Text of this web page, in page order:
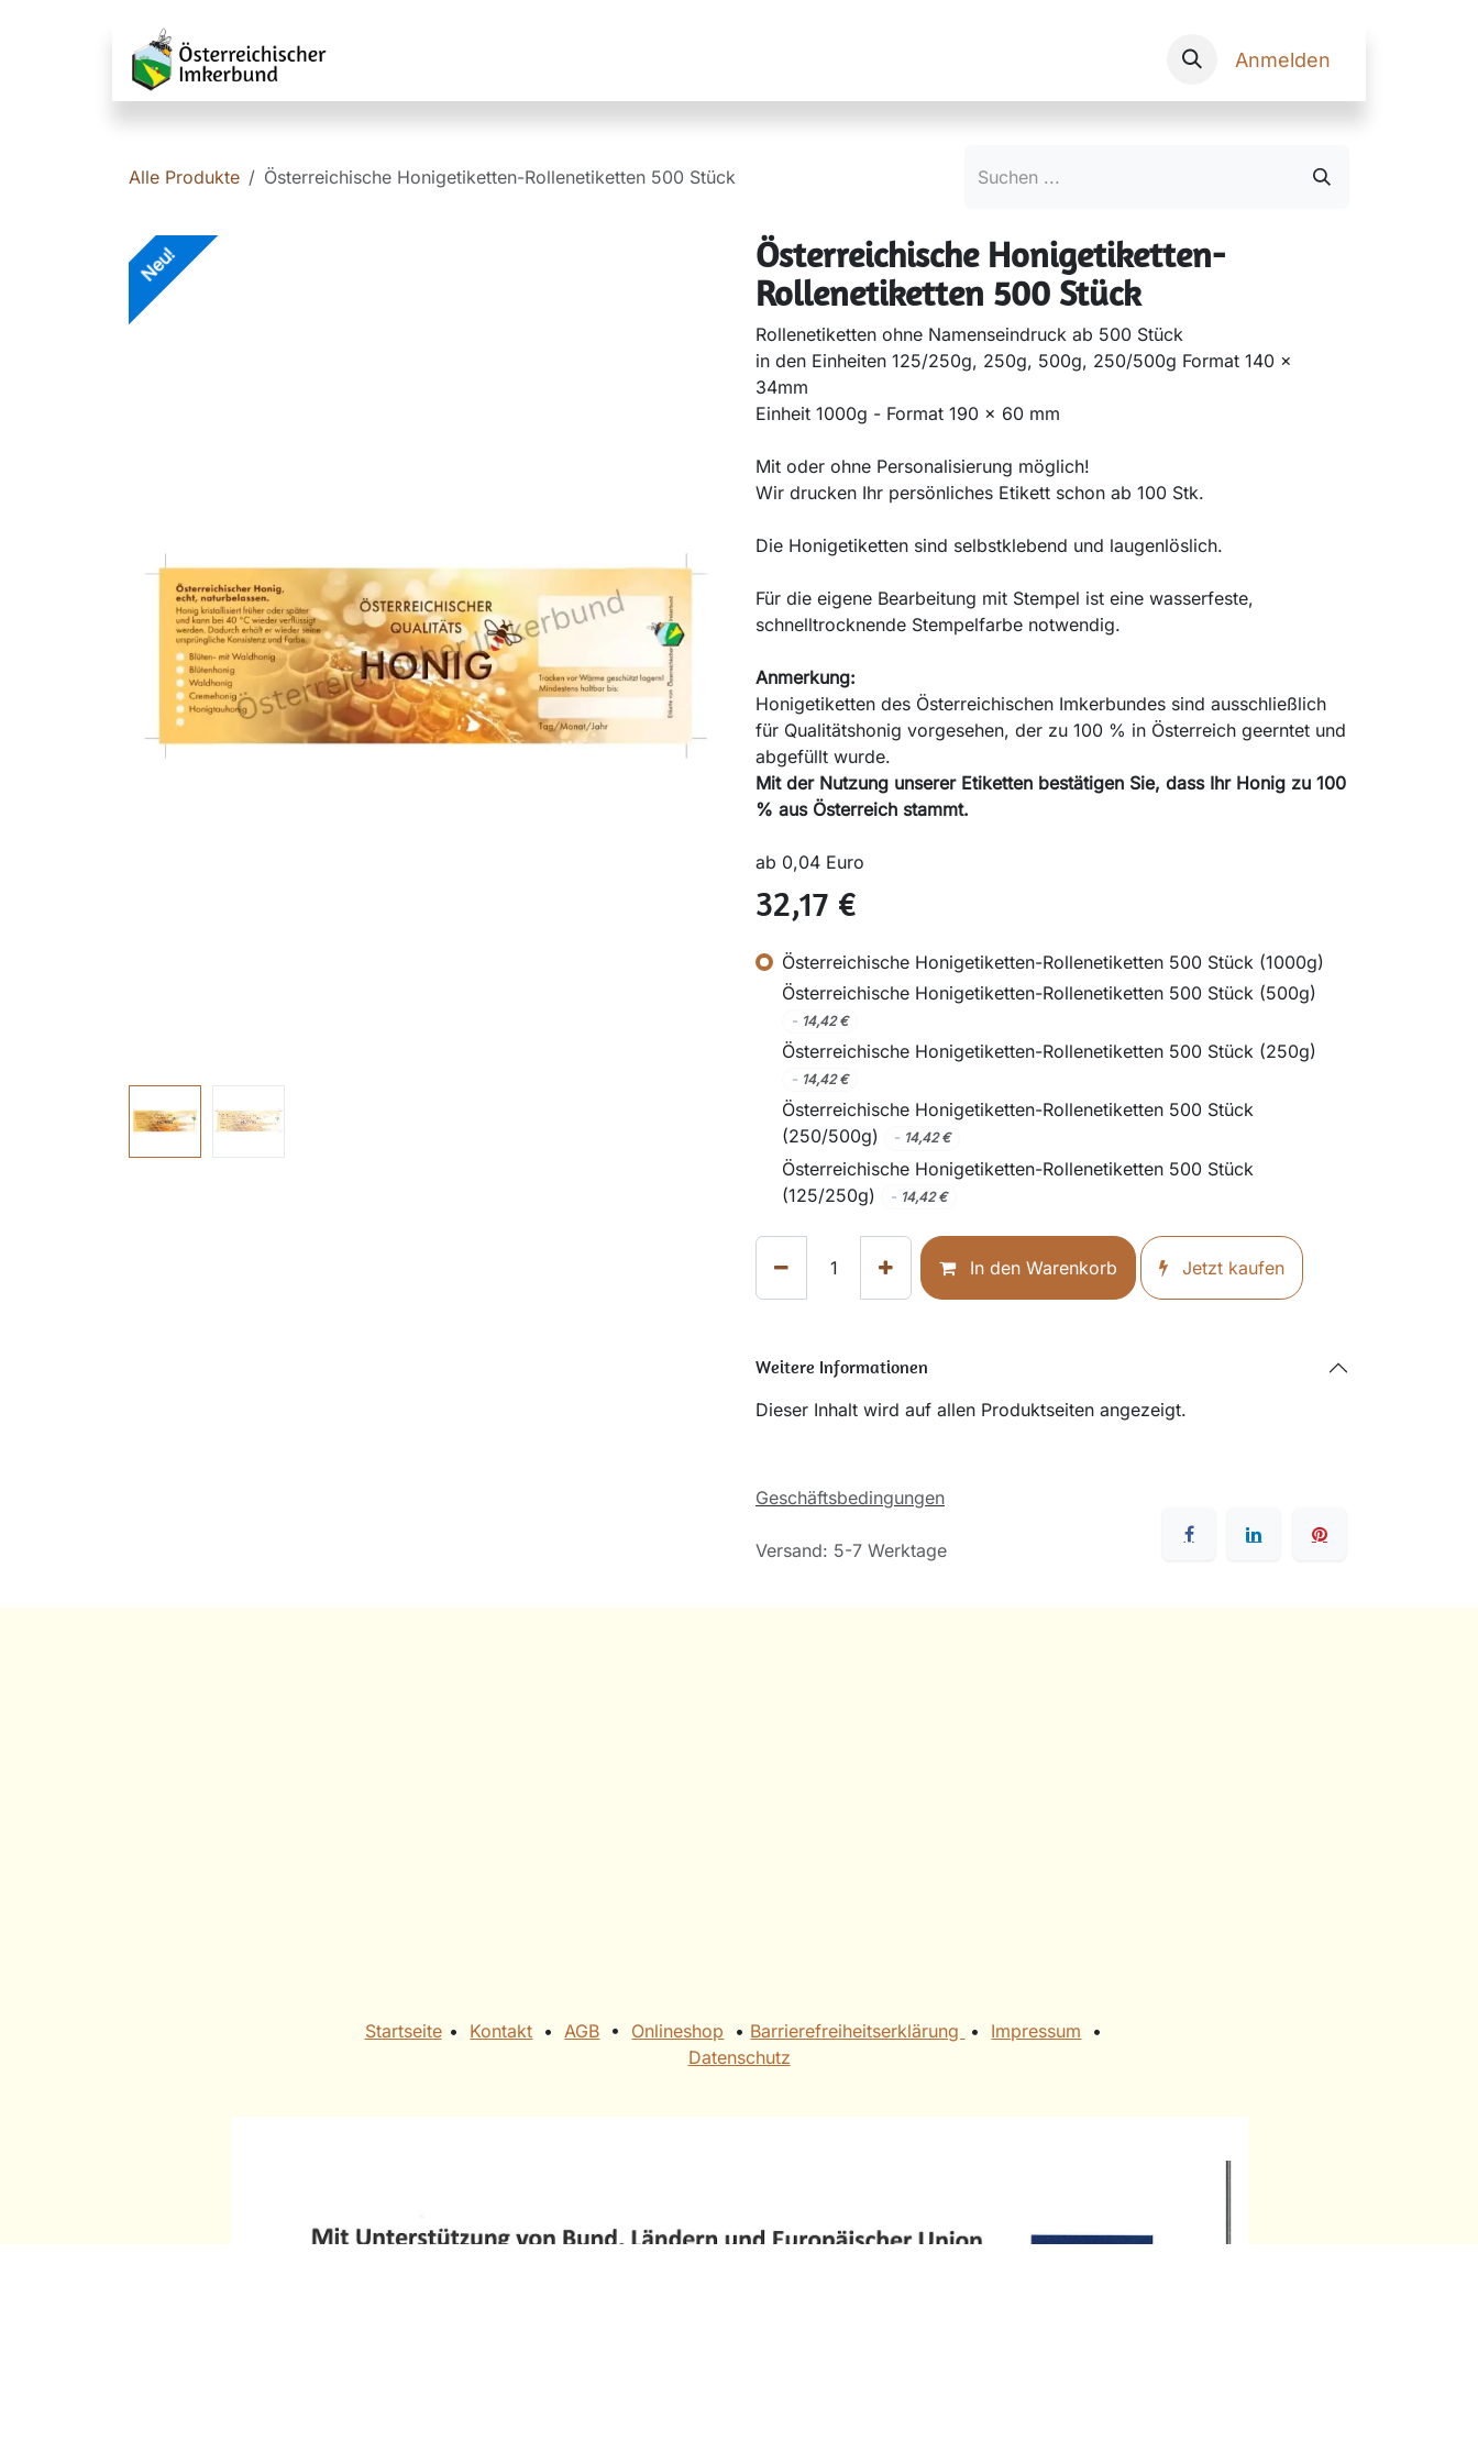
Anmelden
Alle Produkte Österreichische Honigetiketten-Rollenetiketten 500 Stück
Neu!
Österreichische Honigetiketten-
Rollenetiketten 500 Stück
Rollenetiketten ohne Namenseindruck ab 500 Stück
in den Einheiten 125/250g, 250g, 500g, 250/500g Format 140 x
34mm
Einheit 1000g - Format 190 x 60 mm
Mit oder ohne Personalisierung möglich!
Wir drucken Ihr persönliches Etikett schon ab 100 Stk.
Die Honigetiketten sind selbstklebend und laugenlöslich.
Für die eigene Bearbeitung mit Stempel ist eine wasserfeste,
schnelltrocknende Stempelfarbe notwendig.
Anmerkung:
Honigetiketten des Österreichischen Imkerbundes sind ausschließlich
für Qualitätshonig vorgesehen, der zu 100 % in Österreich geerntet und
abgefüllt wurde.
Mit der Nutzung unserer Etiketten bestätigen Sie, dass Ihr Honig zu 100
% aus Österreich stammt.
ab 0,04 Euro
32,17 €
Österreichische Honigetiketten-Rollenetiketten 500 Stück (1000g)
Österreichische Honigetiketten-Rollenetiketten 500 Stück (500g)
- 14,42€
Österreichische Honigetiketten-Rollenetiketten 500 Stück (250g)
- 14,42€
Österreichische Honigetiketten-Rollenetiketten 500 Stück
(250/500g)
- 14,42€
Österreichische Honigetiketten-Rollenetiketten 500 Stück
(125/250g)
- 14,42€
In den Warenkorb Jetzt kaufen
Weitere Informationen
Dieser Inhalt wird auf allen Produktseiten angezeigt.
Geschäftsbedingungen
Versand: 5-7 Werktage
Startseite • ​ Kontakt •AGB • ​ Onlineshop • ​ Barrierefreiheitserklärung • ​​ Impressum • ​
Datenschutz